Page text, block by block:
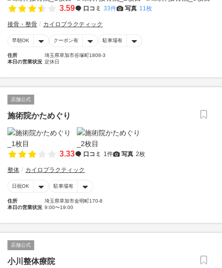
3.59 口コミ 33件 写真 11枚
接骨・整骨 カイロプラクティック
早朝OK クーポン有 駐車場有
住所
埼玉県草加市谷塚町1808-3
本日の営業状況 定休日
店舗公式
施術院かためぐり
3.33 口コミ 1件 写真 2枚
整体 カイロプラクティック
日祝OK 駐車場有
住所
埼玉県草加市金明町170-8
本日の営業状況 9:00〜19:00
店舗公式
小川整体療院